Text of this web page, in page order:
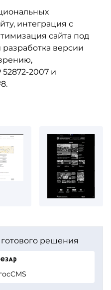
интеграция с
сайта под
версии
2007 и
решения